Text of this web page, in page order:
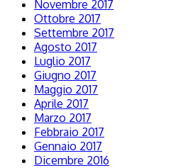
Novembre 2017
Ottobre 2017
Settembre 2017
Agosto 2017
Luglio 2017
Giugno 2017
Maggio 2017
Aprile 2017
Marzo 2017
Febbraio 2017
Gennaio 2017
Dicembre 2016